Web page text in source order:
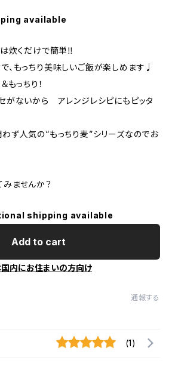
available
は炊くだけで簡単‼︎
、もっちり美味しいご飯が楽しめます♩
もっちり！
がないから アレンジレシピにもピッタ
ず人気の“もっちり麦”シリーズなのでお
ませんか？
shipping available
Add to cart
国内にお住まいの方向け
通報する
(1)